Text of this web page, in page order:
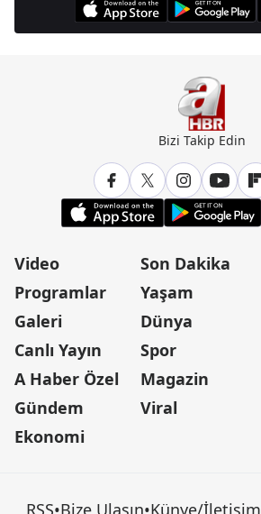
Bizi Takip Edin
Video
Programlar
Galeri
Canlı Yayın
A Haber Özel
Gündem
Ekonomi
Son Dakika
Yaşam
Dünya
Spor
Magazin
Viral
RSS•Bize Ulaşın•Künye/İletişim